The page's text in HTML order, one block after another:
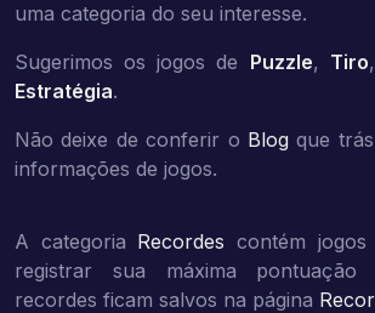
uma categoria do seu interesse.
Sugerimos os jogos de Puzzle, Tiro,
Estratégia.
Não deixe de conferir o Blog que
informações de jogos.
A categoria Recordes contém jogos
registrar sua máxima
recordes ficam salvos na página